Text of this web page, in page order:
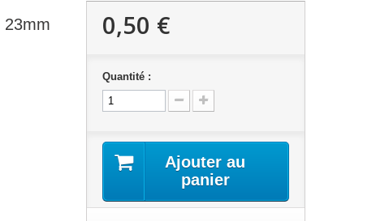
23mm 0,50 €
Quantité :
Ajouter au
panier